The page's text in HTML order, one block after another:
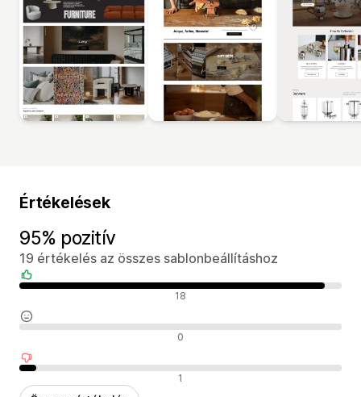
Értékelések
95% pozitív
19 értékelés az összes sablonbeállításhoz
Pozitív értékelések 18
Semleges értékelések 0
Negatív értékelések 1